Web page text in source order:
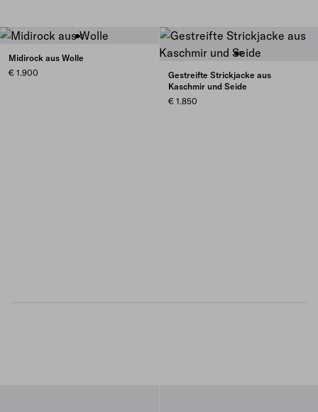
Midirock aus Wolle
€ 1.900
Gestreifte Strickjacke aus
Kaschmir und Seide
€ 1.850